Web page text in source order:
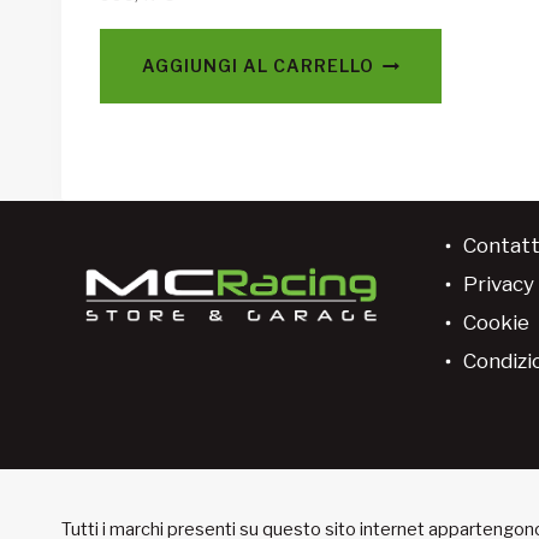
AGGIUNGI AL CARRELLO
Cookie
Tutti i marchi presenti su questo sito internet